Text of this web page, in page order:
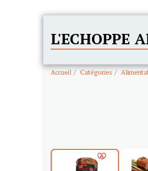
L'ECHOPPE
Accueil Catégories
Pré-commande